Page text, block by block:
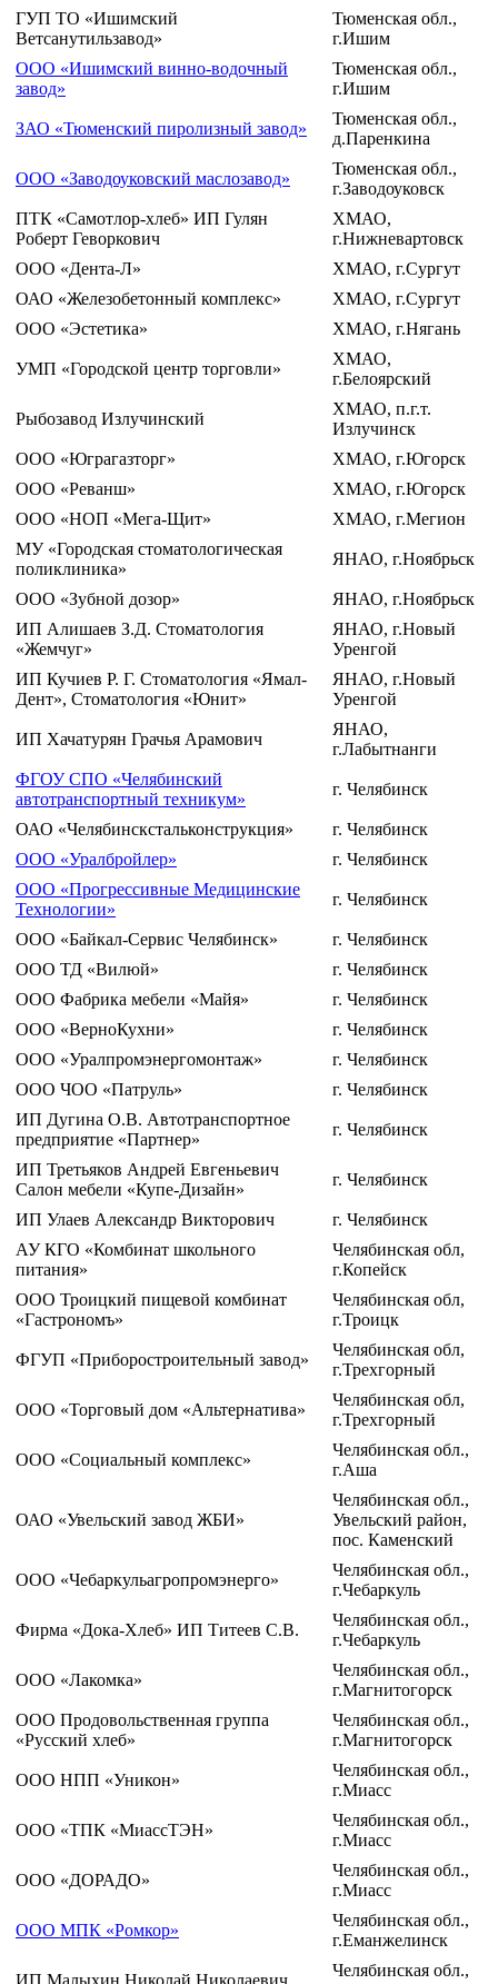
ГУП ТО «Ишимский
Ветсанутильзавод»
Тюменская обл.,
г.Ишим
ООО «Ишимский винно-водочный
завод»
Тюменская обл.,
г.Ишим
ЗАО «Тюменский пиролизный завод»
Тюменская обл.,
д.Паренкина
ООО «Заводоуковский маслозавод»
Тюменская обл.,
г.Заводоуковск
ПТК «Самотлор-хлеб» ИП Гулян
Роберт Геворкович
ХМАО,
г.Нижневартовск
ООО «Дента-Л»
ХМАО, г.Сургут
ОАО «Железобетонный комплекс»
ХМАО, г.Сургут
ООО «Эстетика»
ХМАО, г.Нягань
УМП «Городской центр торговли»
ХМАО,
г.Белоярский
Рыбозавод Излучинский
ХМАО, п.г.т.
Излучинск
ООО «Юграгазторг»
ХМАО, г.Югорск
ООО «Реванш»
ХМАО, г.Югорск
ООО «НОП «Мега-Щит»
ХМАО, г.Мегион
МУ «Городская стоматологическая
поликлиника»
ЯНАО, г.Ноябрьск
ООО «Зубной дозор»
ЯНАО, г.Ноябрьск
ИП Алишаев З.Д. Стоматология
«Жемчуг»
ЯНАО, г.Новый
Уренгой
ИП Кучиев Р. Г. Стоматология «Ямал-
Дент», Стоматология «Юнит»
ЯНАО, г.Новый
Уренгой
ИП Хачатурян Грачья Арамович
ЯНАО,
г.Лабытнанги
ФГОУ СПО «Челябинский
автотранспортный техникум»
г. Челябинск
ОАО «Челябинскстальконструкция»
г. Челябинск
ООО «Уралбройлер»
г. Челябинск
ООО «Прогрессивные Медицинские
Технологии»
г. Челябинск
ООО «Байкал-Сервис Челябинск»
г. Челябинск
ООО ТД «Вилюй»
г. Челябинск
ООО Фабрика мебели «Майя»
г. Челябинск
ООО «ВерноКухни»
г. Челябинск
ООО «Уралпромэнергомонтаж»
г. Челябинск
ООО ЧОО «Патруль»
г. Челябинск
ИП Дугина О.В. Автотранспортное
предприятие «Партнер»
г. Челябинск
ИП Третьяков Андрей Евгеньевич
Салон мебели «Купе-Дизайн»
г. Челябинск
ИП Улаев Александр Викторович
г. Челябинск
АУ КГО «Комбинат школьного
питания»
Челябинская обл,
г.Копейск
ООО Троицкий пищевой комбинат
«Гастрономъ»
Челябинская обл,
г.Троицк
ФГУП «Приборостроительный завод»
Челябинская обл,
г.Трехгорный
ООО «Торговый дом «Альтернатива»
Челябинская обл,
г.Трехгорный
ООО «Социальный комплекс»
Челябинская обл.,
г.Аша
ОАО «Увельский завод ЖБИ»
Челябинская обл.,
Увельский район,
пос. Каменский
ООО «Чебаркульагропромэнерго»
Челябинская обл.,
г.Чебаркуль
Фирма «Дока-Хлеб» ИП Титеев С.В.
Челябинская обл.,
г.Чебаркуль
ООО «Лакомка»
Челябинская обл.,
г.Магнитогорск
ООО Продовольственная группа
«Русский хлеб»
Челябинская обл.,
г.Магнитогорск
ООО НПП «Уникон»
Челябинская обл.,
г.Миасс
ООО «ТПК «МиассТЭН»
Челябинская обл.,
г.Миасс
ООО «ДОРАДО»
Челябинская обл.,
г.Миасс
ООО МПК «Ромкор»
Челябинская обл.,
г.Еманжелинск
ИП Малыхин Николай Николаевич
Челябинская обл.,